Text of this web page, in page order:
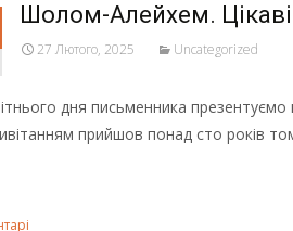
Шолом-Алейхем.
27 Лютого, 2025 Uncategorized
дня письменника
прийшов понад сто років